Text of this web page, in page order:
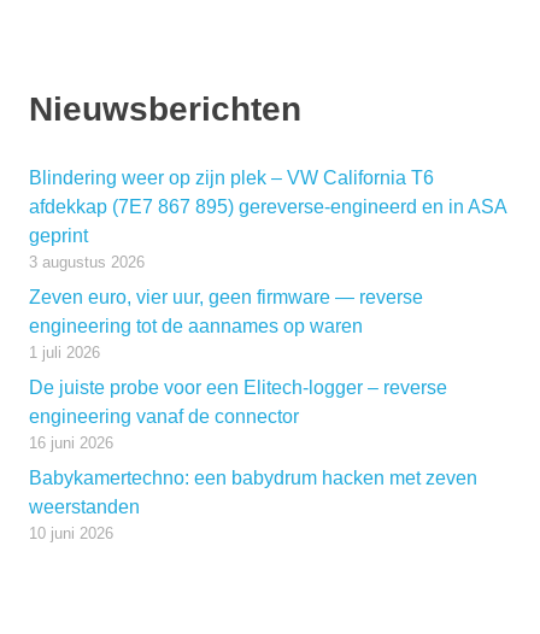
Nieuwsberichten
Blindering weer op zijn plek – VW California T6
afdekkap (7E7 867 895) gereverse-engineerd en in ASA
geprint
3 augustus 2026
Zeven euro, vier uur, geen firmware — reverse
engineering tot de aannames op waren
1 juli 2026
De juiste probe voor een Elitech-logger – reverse
engineering vanaf de connector
16 juni 2026
Babykamertechno: een babydrum hacken met zeven
weerstanden
10 juni 2026